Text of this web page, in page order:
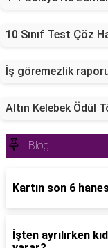
10 Sınıf Test Çöz
İş göremezlik
Altın Kelebek Ödül
Blog
Kartın son 6
İşten ayrılırken